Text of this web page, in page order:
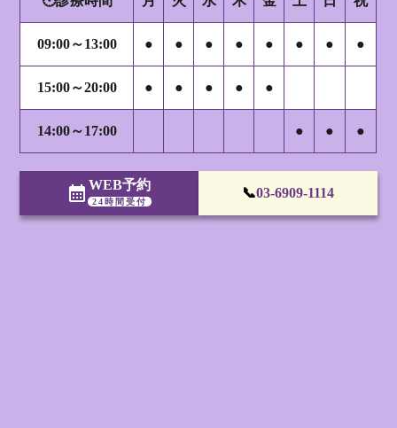
09:00～13:00 ● ● ● ● ● ● ● ●
15:00～20:00 ● ● ● ● ●
14:00～17:00 ● ● ●
calendar_month WEB予約
24時間受付
📞03-6909-1114